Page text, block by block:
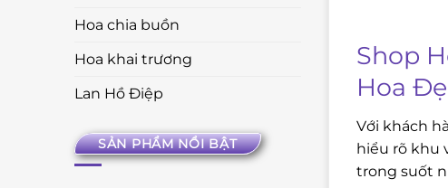
Hoa chia buồn
Hoa khai trương
Lan Hồ Điệp
SẢN PHẨM NỔI BẬT
Shop
Hoa
Với khách
hiểu rõ khu
trong suốt